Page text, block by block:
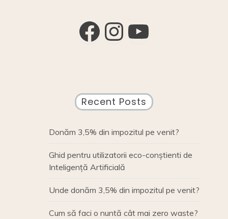
Facebook
Instagram
YouTube
Recent Posts
Donăm 3,5% din impozitul pe venit?
Ghid pentru utilizatorii eco-conștienti de
Inteligență Artificială
Unde donăm 3,5% din impozitul pe venit?
Cum să faci o nuntă cât mai zero waste?